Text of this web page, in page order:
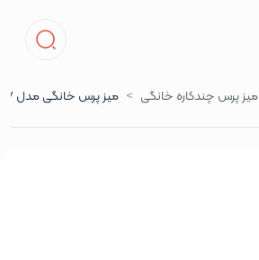
میز پرس چندکاره خانگی میز پرس خانگی مدل 7کاره تاشو 2018